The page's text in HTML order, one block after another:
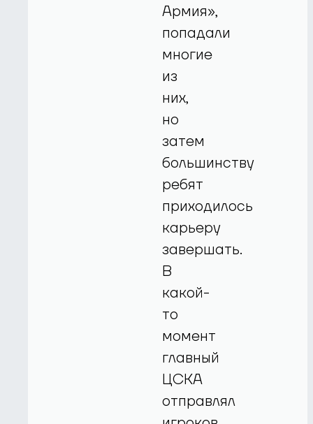
Армия»,
попадали
многие
из
них,
но
затем
большинству
ребят
приходилось
карьеру
завершать.
В
какой-
то
момент
главный
ЦСКА
отправлял